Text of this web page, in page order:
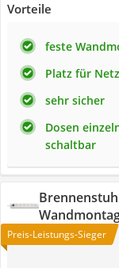
Vorteile
feste
Platz für
sehr sicher
Dosen
schaltbar
Preis-Leistungs-Sieger